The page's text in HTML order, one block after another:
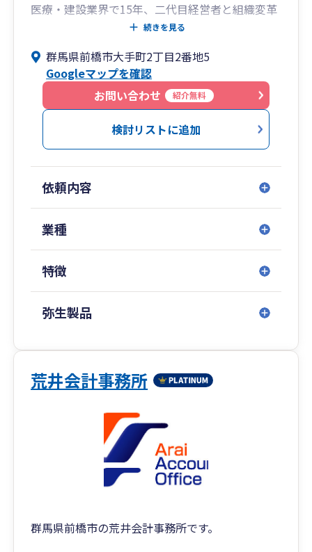
医療・建設業界で15年、二代目経営者と組織変革
に挑んできた経験を持つ実務派税理士です。
のは、過去の数字ではなく「未来を予測し、次の
一手を打つための数字」です。
会社が抱えるあらゆる課題に対して、執行役員・
部長の視点と持ち前のフットワークで、経営者の
孤独な決断を支え、挑戦を後押しするパートナー
として共に歩みます。
続きを見る
群馬県前橋市大手町2丁目2番地5
Googleマップを確認
お問い合わせ
紹介無料
検討リストに追加
依頼内容
業種
特徴
弥生製品
荒井会計事務所
群馬県前橋市の荒井会計事務所です。